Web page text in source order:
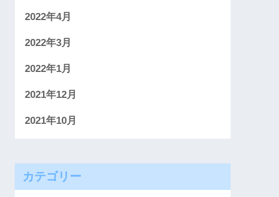
2022年4月
2022年3月
2022年1月
2021年12月
2021年10月
カテゴリー